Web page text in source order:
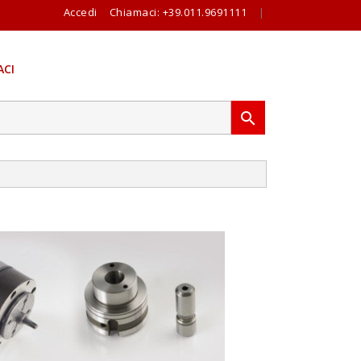
Accedi Chiamaci: +39.011.9691111 |
